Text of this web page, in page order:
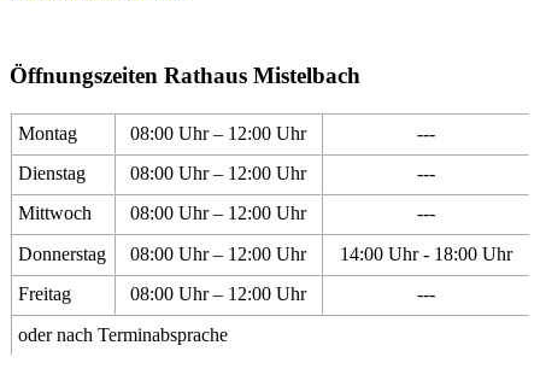
Öffnungszeiten Rathaus Mistelbach
Montag 08:00 Uhr – 12:00 Uhr
---
Dienstag
08:00 Uhr – 12:00 Uhr
---
Mittwoch
08:00 Uhr – 12:00 Uhr
---
Donnerstag
08:00 Uhr – 12:00 Uhr
14:00 Uhr - 18:00 Uhr
Freitag
08:00 Uhr – 12:00 Uhr
---
oder nach Terminabsprache